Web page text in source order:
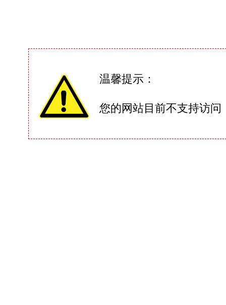
温馨提示：
您的网站目前不支持访